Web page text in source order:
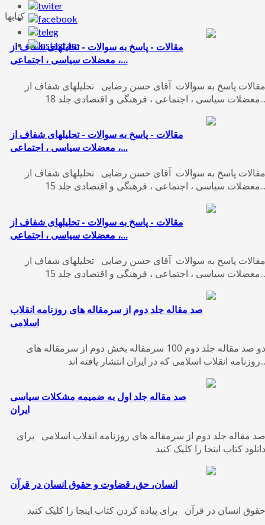
کتابها
مقالات - پاسخ به سوالات - تحلیلهای شفاف از
معضلات سیاسی ، اجتماعی ،...
مقالات پاسخ به سوالات آقای حسن رضایی تحلیلهای شفاف از
معضلات سیاسی ، اجتماعی ، فرهنگی و اقتصادی جلد 18...
مقالات - پاسخ به سوالات - تحلیلهای شفاف از
معضلات سیاسی ، اجتماعی ،...
مقالات پاسخ به سوالات آقای حسن رضایی تحلیلهای شفاف از
معضلات سیاسی ، اجتماعی ، فرهنگی و اقتصادی جلد 15...
مقالات - پاسخ به سوالات - تحلیلهای شفاف از
معضلات سیاسی ، اجتماعی ،...
مقالات پاسخ به سوالات آقای حسن رضایی تحلیلهای شفاف از
معضلات سیاسی ، اجتماعی ، فرهنگی و اقتصادی جلد 15...
صد مقاله جلد دوم از سرمقاله های روزنامه انقلاب
اسلامی
روزنامه انقلاب اسلامی که در ایران انتشار یافته اند...
صد مقاله جلد اول به ضمیمه مشکلات سیاسی
ایران
دانلود کتاب اینجا را کلیک کنید
انسان، حق، قضاوت و حقوق انسان در قرﺁن
حقوق انسان در قرﺁن برای پیاده کردن کتاب اینجا را کلیک کنید